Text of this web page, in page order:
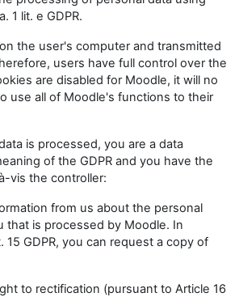
1 lit. e GDPR.
the user's computer and transmitted
users have full control over the
are disabled for Moodle, it will no
use all of Moodle's functions to their
is processed, you are a data
of the GDPR and you have the
vis the controller:
from us about the personal
that is processed by Moodle. In
15 GDPR, you can request a copy of
to rectification (pursuant to Article 16